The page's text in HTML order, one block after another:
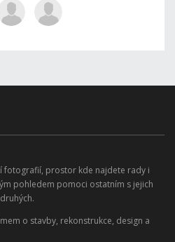
fotografií, prostor kde najdete rady i
pohledem pomoci ostatním s jejich
o stavby, rekonstrukce, design a